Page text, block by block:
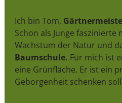
Ich bin Tom,
Schon als Junge faszinierte
Wachstum der Natur und
Baumschule. Für mich ist
eine Grünfläche. Er ist ein
Geborgenheit schenken